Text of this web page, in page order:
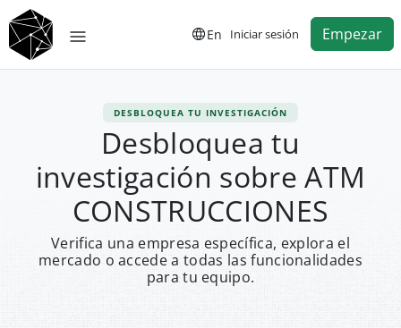
En Iniciar sesión Empezar
DESBLOQUEA TU INVESTIGACIÓN
Desbloquea tu
investigación sobre ATM
CONSTRUCCIONES
Verifica una empresa específica, explora el
mercado o accede a todas las funcionalidades
para tu equipo.